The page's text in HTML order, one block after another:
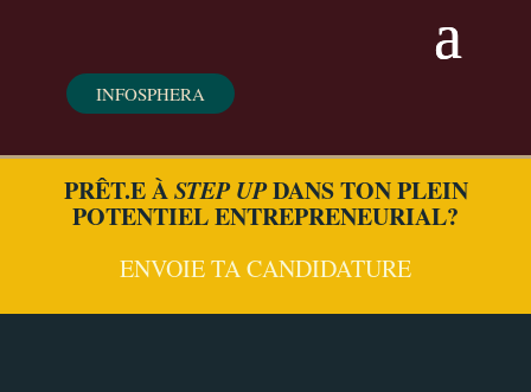
INFOSPHERA
PRÊT.E ÀSTEP UPDANS TON PLEIN
POTENTIEL ENTREPRENEURIAL?
ENVOIE TA CANDIDATURE